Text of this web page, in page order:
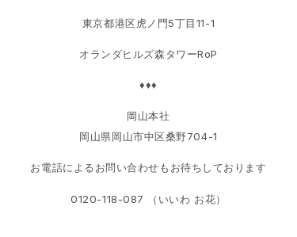
東京都港区虎ノ門5丁目11-1
オランダヒルズ森タワーRoP
♦♦♦
岡山本社
岡山県岡山市中区桑野704-1
お電話によるお問い合わせもお待ちしております
0120-118-087 （いいわ お花）